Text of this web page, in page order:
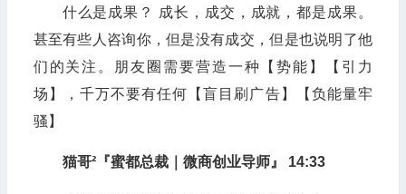
什么是成果？ 成长，成交，成就，都是成果。
甚至有些人咨询你，但是没有成交，但是也说明了他
们的关注。朋友圈需要营造一种【势能】【引力
场】，千万不要有任何【盲目刷广告】【负能量牢
骚】
猫哥²『蜜都总裁｜微商创业导师』 14:33